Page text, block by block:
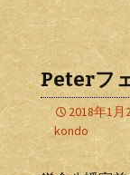
Peterフ
2018年1月
kondo